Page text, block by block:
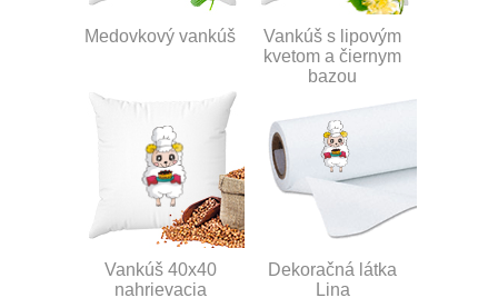
Medovkový vankúš
Vankúš s lipovým
kvetom a čiernym
bazou
Vankúš 40x40
nahrievacia
Dekoračná látka
Lina